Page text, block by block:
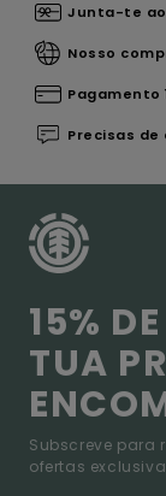
Junta-te
Nosso
Pagamento
Precisas de
15%
TUA
Subscreve para
ofertas